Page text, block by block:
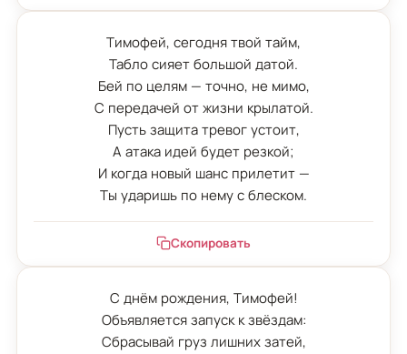
Тимофей, сегодня твой тайм,
Табло сияет большой датой.
Бей по целям — точно, не мимо,
С передачей от жизни крылатой.
Пусть защита тревог устоит,
А атака идей будет резкой;
И когда новый шанс прилетит —
Ты ударишь по нему с блеском.
Скопировать
С днём рождения, Тимофей!
Объявляется запуск к звёздам:
Сбрасывай груз лишних затей,